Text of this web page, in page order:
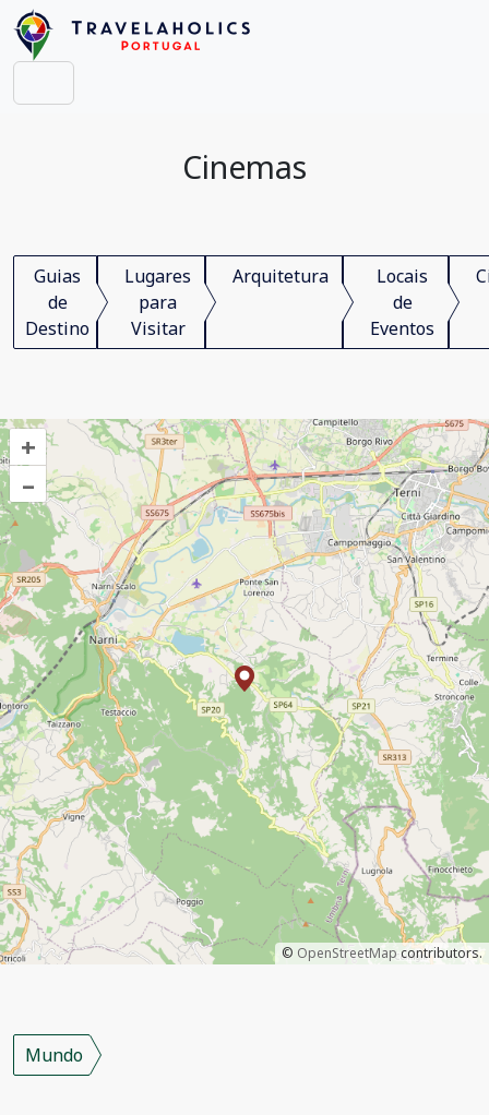
Cinemas
Guias
de
Destino
Lugares
para
Visitar
Arquitetura
Locais
de
Eventos
+
–
© OpenStreetMapcontributors.
Mundo